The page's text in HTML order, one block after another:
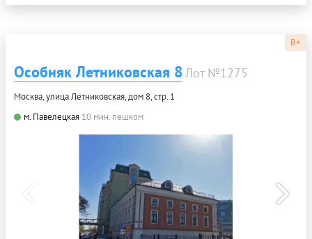
B+
Особняк Летниковская 8Лот №1275
Москва, улица Летниковская, дом 8, стр. 1
м. Павелецкая 10 мин. пешком